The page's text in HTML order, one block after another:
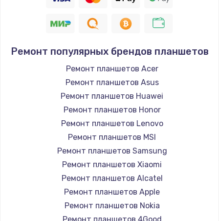
Ремонт популярных брендов планшетов
Ремонт планшетов Acer
Ремонт планшетов Asus
Ремонт планшетов Huawei
Ремонт планшетов Honor
Ремонт планшетов Lenovo
Ремонт планшетов MSI
Ремонт планшетов Samsung
Ремонт планшетов Xiaomi
Ремонт планшетов Alcatel
Ремонт планшетов Apple
Ремонт планшетов Nokia
Ремонт планшетов 4Good